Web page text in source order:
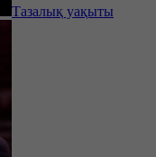
Тазалық уақыты